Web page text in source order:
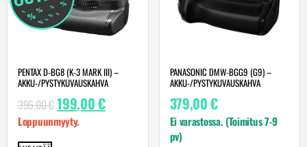
PENTAX D-BG8 (K-3 MARK III) –
AKKU-/PYSTYKUVAUSKAHVA
395,00€199,00€
Loppuunmyyty.
PANASONIC DMW-BGG9 (G9) –
AKKU-/PYSTYKUVAUSKAHVA
379,00€
Ei varastossa. (Toimitus 7-9
pv)